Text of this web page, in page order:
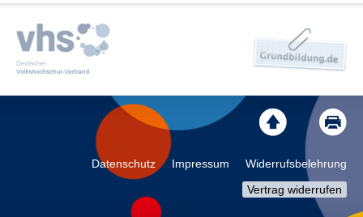
Datenschutz Impressum
Widerrufsbelehrung
Vertrag widerrufen